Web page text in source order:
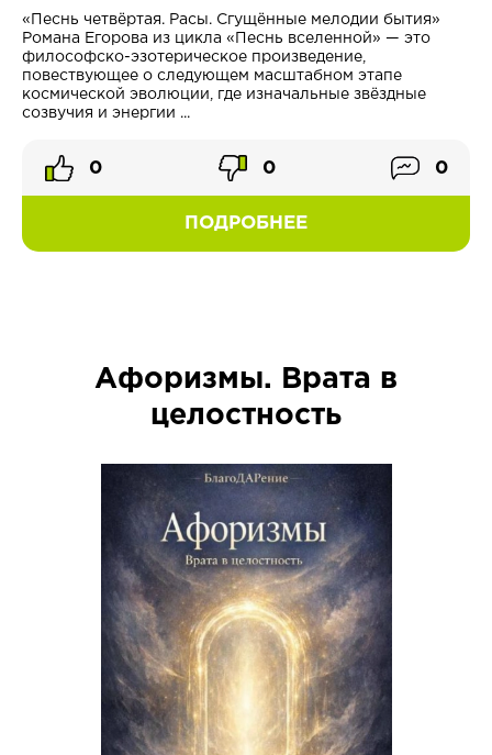
«Песнь четвёртая. Расы. Сгущённые мелодии бытия»
Романа Егорова из цикла «Песнь вселенной» — это
философско-эзотерическое произведение,
повествующее о следующем масштабном этапе
космической эволюции, где изначальные звёздные
созвучия и энергии ...
ПОДРОБНЕЕ
0 0 0
Афоризмы. Врата в
целостность